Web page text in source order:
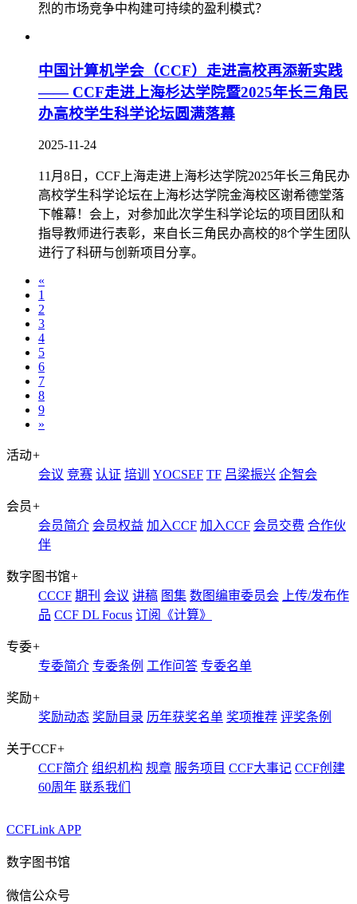
烈的市场竞争中构建可持续的盈利模式？
中国计算机学会（CCF）走进高校再添新实践
—— CCF走进上海杉达学院暨2025年长三角民
办高校学生科学论坛圆满落幕
2025-11-24
11月8日，CCF上海走进上海杉达学院2025年长三角民办
高校学生科学论坛在上海杉达学院金海校区谢希德堂落
下帷幕！会上，对参加此次学生科学论坛的项目团队和
指导教师进行表彰，来自长三角民办高校的8个学生团队
进行了科研与创新项目分享。
«
1
2
3
4
5
6
7
8
9
»
活动+
会议 竞赛 认证 培训 YOCSEF TF 吕梁振兴 企智会
会员+
会员简介 会员权益 加入CCF 加入CCF 会员交费 合作伙
伴
数字图书馆+
CCCF 期刊 会议 讲稿 图集 数图编审委员会
上传/发布作
品 CCF DL Focus 订阅《计算》
专委+
专委简介 专委条例 工作问答 专委名单
奖励+
奖励动态 奖励目录 历年获奖名单 奖项推荐 评奖条例
关于CCF+
CCF简介 组织机构 规章 服务项目 CCF大事记 CCF创建
60周年 联系我们
CCFLink APP
数字图书馆
微信公众号